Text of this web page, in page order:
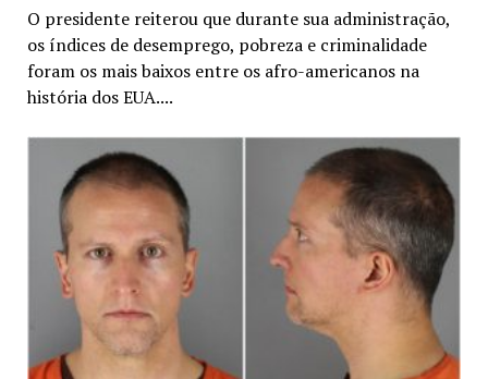
O presidente reiterou que durante sua administração,
os índices de desemprego, pobreza e criminalidade
foram os mais baixos entre os afro-americanos na
história dos EUA....